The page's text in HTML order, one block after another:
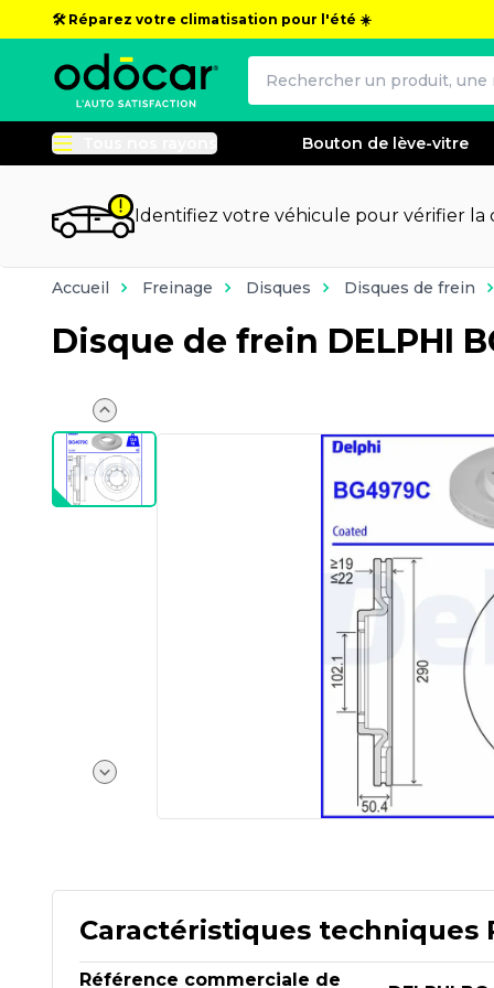
🛠️ Réparez votre climatisation pour l'été ☀️
Tous nos rayons Bouton de lève-vitre
Identifiez votre véhicule pour vérifier la
Accueil Freinage Disques Disques de frein
Disque de frein DELPHI
Caractéristiques techniques
Référence commerciale de